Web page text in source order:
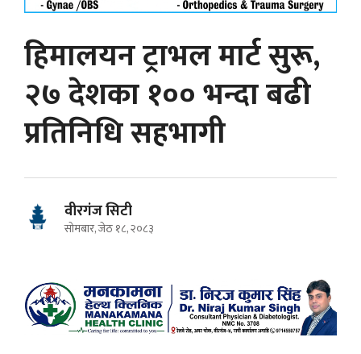
हिमालयन ट्राभल मार्ट सुरू,
२७ देशका १०० भन्दा बढी
प्रतिनिधि सहभागी
वीरगंज सिटी
सोमबार, जेठ १८, २०८३